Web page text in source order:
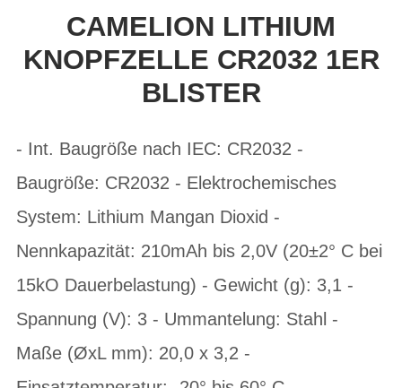
CAMELION LITHIUM
KNOPFZELLE CR2032 1ER
BLISTER
- Int. Baugröße nach IEC: CR2032 -
Baugröße: CR2032 - Elektrochemisches
System: Lithium Mangan Dioxid -
Nennkapazität: 210mAh bis 2,0V (20±2° C bei
15kO Dauerbelastung) - Gewicht (g): 3,1 -
Spannung (V): 3 - Ummantelung: Stahl -
Maße (ØxL mm): 20,0 x 3,2 -